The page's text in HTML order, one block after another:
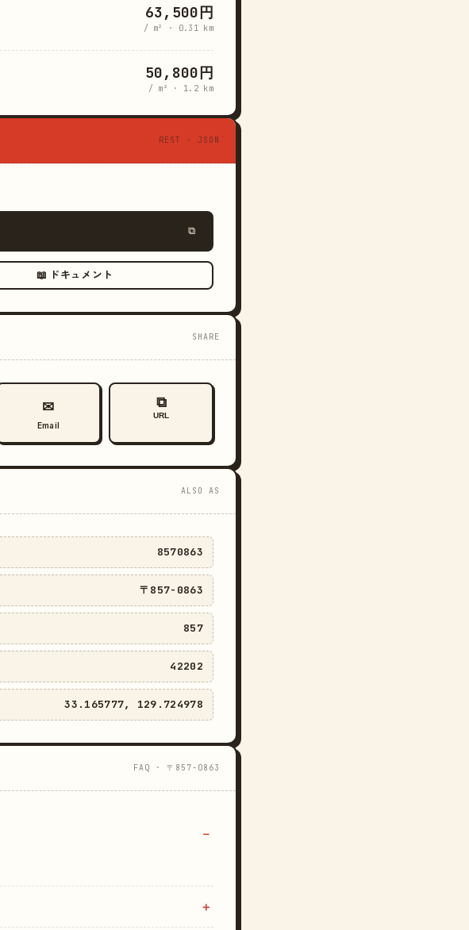
63,500円
/ m² · 0.31 km
50,800円
/ m² · 1.2 km
REST · JSON
⧉
📖 ドキュメント
SHARE
✉
Email
⧉
URL
ALSO AS
8570863
〒857-0863
857
42202
33.165777, 129.724978
FAQ · 〒857-0863